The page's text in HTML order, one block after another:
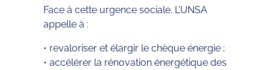
Face à cette urgence sociale. L’UNSA
appelle à :
• revaloriser et élargir le chèque énergie ;
• accélérer la rénovation énergétique des